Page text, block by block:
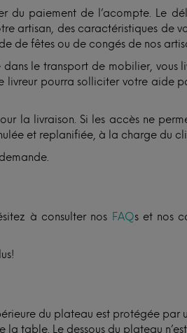
du paiement de l’acompte. Le
artisan, des caractéristiques de
de fêtes ou de congés de nos
le transport de mobilier, vous
livreur pourra solliciter votre aide
la livraison. Si les accès ne
et replanifiée, à la charge du
à consulter nos FAQs et nos
du plateau est protégée par
table. Le dessous du plateau